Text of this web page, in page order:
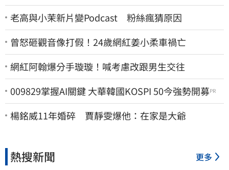
老高與小茉新片變Podcast 粉絲瘋猜原因
曾怒砸觀音像打假！24歲網紅姜小柔車禍亡
網紅阿翰爆分手璇璇！喊考慮改跟男生交往
009829掌握AI關鍵 大華韓國KOSPI 50今強勢開募PR
楊銘威11年婚碎 賈靜雯爆他：在家是大爺
熱搜新聞 更多